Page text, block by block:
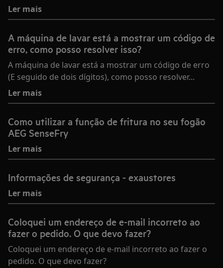
Ler mais
A máquina de lavar está a mostrar um código de
erro, como posso resolver isso?
A máquina de lavar está a mostrar um código de erro
(E seguido de dois dígitos), como posso resolver...
Ler mais
Como utilizar a função de fritura no seu fogão
AEG SenseFry
Ler mais
Informações de segurança - exaustores
Ler mais
Coloquei um endereço de e-mail incorreto ao
fazer o pedido. O que devo fazer?
Coloquei um endereço de e-mail incorreto ao fazer o
pedido. O que devo fazer?